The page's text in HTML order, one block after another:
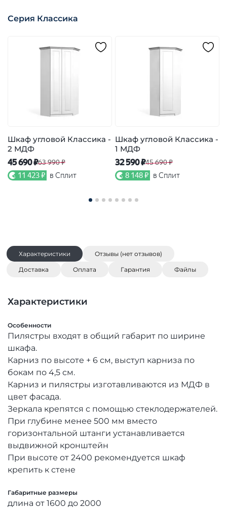
Серия Классика
Шкаф угловой Классика -
2 МДФ
45 690 ₽63 990 ₽
11 423 ₽ в Сплит
Шкаф угловой Классика -
1 МДФ
32 590 ₽45 690 ₽
8 148 ₽ в Сплит
Характеристики Отзывы (нет отзывов)
Доставка Оплата Гарантия Файлы
Характеристики
Особенности
Пилястры входят в общий габарит по ширине
шкафа.
Карниз по высоте + 6 см, выступ карниза по
бокам по 4,5 см.
Карниз и пилястры изготавливаются из МДФ в
цвет фасада.
Зеркала крепятся с помощью стеклодержателей.
При глубине менее 500 мм вместо
горизонтальной штанги устанавливается
выдвижной кронштейн
При высоте от 2400 рекомендуется шкаф
крепить к стене
Габаритные размеры
длина от 1600 до 2000